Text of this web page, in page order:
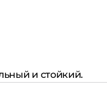
и стойкий.